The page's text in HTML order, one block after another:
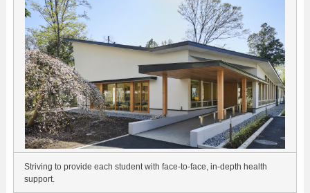
Striving to provide each student with face-to-face, in-depth health
support.